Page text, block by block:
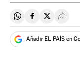
Compartir en
Compartir en
Añadir EL PAÍS en